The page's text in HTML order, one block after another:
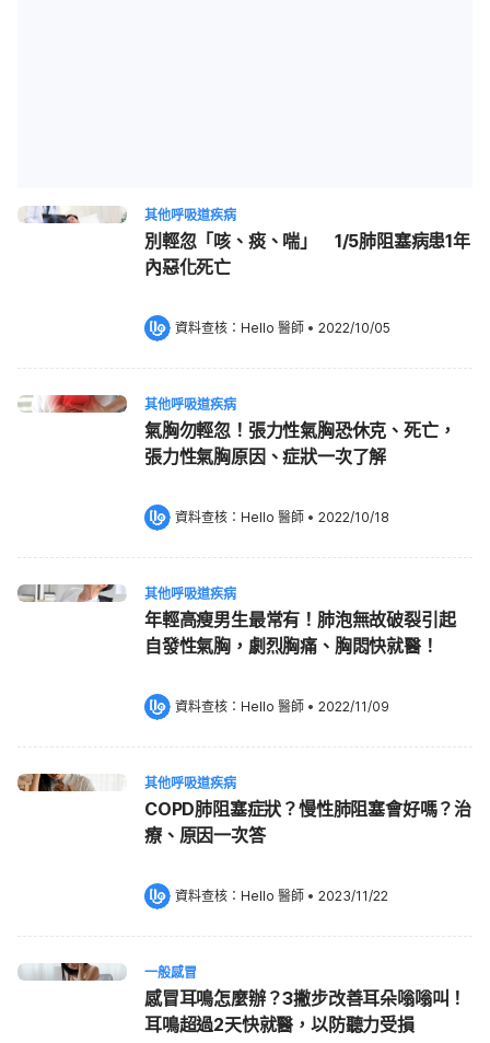
其他呼吸道疾病
別輕忽「咳、痰、喘」 1/5肺阻塞病患1年
內惡化死亡
資料查核： Hello 醫師 • 2022/10/05
其他呼吸道疾病
氣胸勿輕忽！張力性氣胸恐休克、死亡，
張力性氣胸原因、症狀一次了解
資料查核： Hello 醫師 • 2022/10/18
其他呼吸道疾病
年輕高瘦男生最常有！肺泡無故破裂引起
自發性氣胸，劇烈胸痛、胸悶快就醫！
資料查核： Hello 醫師 • 2022/11/09
其他呼吸道疾病
COPD肺阻塞症狀？慢性肺阻塞會好嗎？治
療、原因一次答
資料查核： Hello 醫師 • 2023/11/22
一般感冒
感冒耳鳴怎麼辦？3撇步改善耳朵嗡嗡叫！
耳鳴超過2天快就醫，以防聽力受損